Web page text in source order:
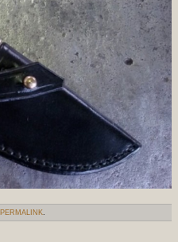
PERMALINK.